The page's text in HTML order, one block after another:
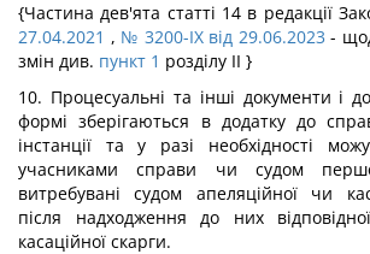
{Частина дев'ята статті 14 в редакції
27.04.2021 , № 3200-IX від 29.06.2023 -
змін див. пункт 1 розділу ІІ }
10. Процесуальні та інші документи і
формі зберігаються в додатку до
інстанції та у разі необхідності
учасниками справи чи судом
витребувані судом апеляційної чи
після надходження до них
касаційної скарги.